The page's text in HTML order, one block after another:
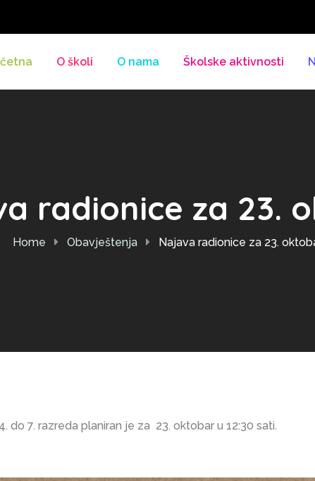
O školi O nama Školske aktivnosti
radionice za 23.
Home Obavještenja Najava radionice za 23.
do 7. razreda planiran je za 23. oktobar u 12:30 sati.